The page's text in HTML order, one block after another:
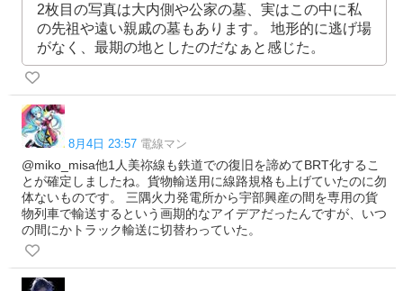
2枚目の写真は大内側や公家の墓、実はこの中に私
の先祖や遠い親戚の墓もあります。 地形的に逃げ場
がなく、最期の地としたのだなぁと感じた。
8月4日 23:57 電線マン
@miko_misa他1人美祢線も鉄道での復旧を諦めてBRT化するこ
とが確定しましたね。貨物輸送用に線路規格も上げていたのに勿
体ないものです。 三隅火力発電所から宇部興産の間を専用の貨
物列車で輸送するという画期的なアイデアだったんですが、いつ
の間にかトラック輸送に切替わっていた。